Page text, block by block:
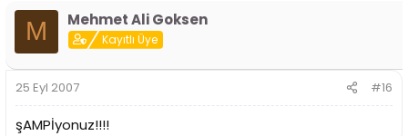
M Mehmet Ali Goksen
Kayıtlı Üye
25 Eyl 2007 #16
şAMPİyonuz!!!!